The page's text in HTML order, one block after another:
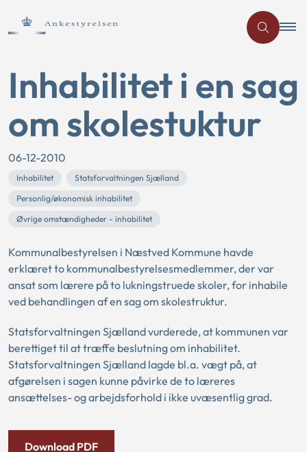
Inhabilitet i en sag
om skolestuktur
06-12-2010
Inhabilitet
Statsforvaltningen Sjælland
Personlig/økonomisk inhabilitet
Øvrige omstændigheder - inhabilitet
Kommunalbestyrelsen i Næstved Kommune havde
erklæret to kommunalbestyrelsesmedlemmer, der var
ansat som lærere på to lukningstruede skoler, for inhabile
ved behandlingen af en sag om skolestruktur.
Statsforvaltningen Sjælland vurderede, at kommunen var
berettiget til at træffe beslutning om inhabilitet.
Statsforvaltningen Sjælland lagde bl.a. vægt på, at
afgørelsen i sagen kunne påvirke de to læreres
ansættelses- og arbejdsforhold i ikke uvæsentlig grad.
Download PDF